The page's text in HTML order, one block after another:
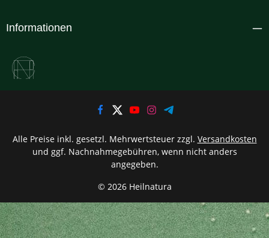
Informationen
© 2026 Heilnatura
Alle Preise inkl. gesetzl. Mehrwertsteuer zzgl. Versandkosten
und ggf. Nachnahmegebühren, wenn nicht anders
angegeben.